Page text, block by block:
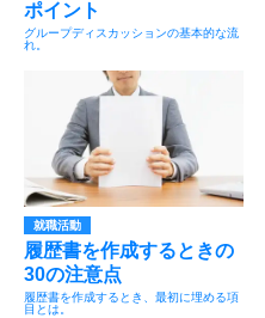
ポイント
グループディスカッションの基本的な流
れ。
就職活動
履歴書を作成するときの
30の注意点
履歴書を作成するとき、最初に埋める項
目とは。